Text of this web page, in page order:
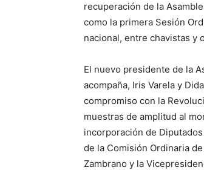
recuperación de la
como la primera Sesión
nacional, entre chavistas y
El nuevo presidente de la
acompaña, Iris Varela y
compromiso con la
muestras de amplitud al
incorporación de
de la Comisión Ordinaria
Zambrano y la